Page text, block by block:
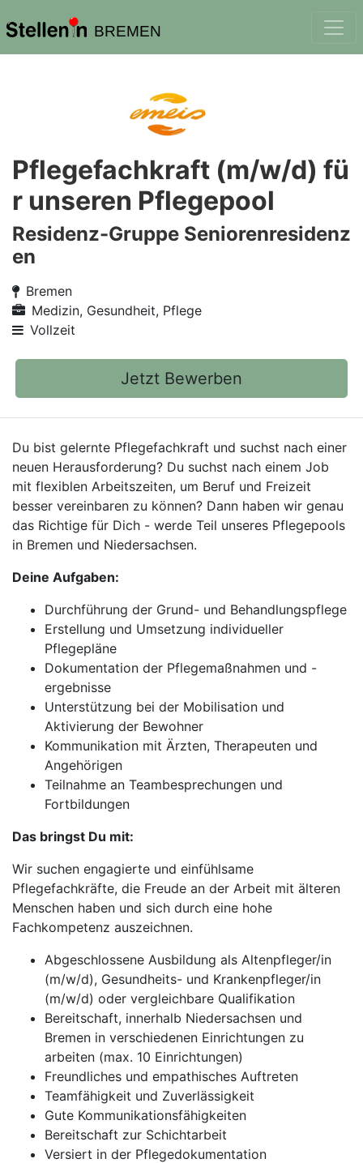
BREMEN
Pflegefachkraft (m/w/d) fü
r unseren Pflegepool
Residenz-Gruppe Seniorenresidenz
en
Bremen
Medizin, Gesundheit, Pflege
Vollzeit
Jetzt Bewerben
Du bist gelernte Pflegefachkraft und suchst nach einer
neuen Herausforderung? Du suchst nach einem Job
mit flexiblen Arbeitszeiten, um Beruf und Freizeit
besser vereinbaren zu können? Dann haben wir genau
das Richtige für Dich - werde Teil unseres Pflegepools
in Bremen und Niedersachsen.
Deine Aufgaben:
Durchführung der Grund- und Behandlungspflege
Erstellung und Umsetzung individueller
Pflegepläne
Dokumentation der Pflegemaßnahmen und -
ergebnisse
Unterstützung bei der Mobilisation und
Aktivierung der Bewohner
Kommunikation mit Ärzten, Therapeuten und
Angehörigen
Teilnahme an Teambesprechungen und
Fortbildungen
Das bringst Du mit:
Wir suchen engagierte und einfühlsame
Pflegefachkräfte, die Freude an der Arbeit mit älteren
Menschen haben und sich durch eine hohe
Fachkompetenz auszeichnen.
Abgeschlossene Ausbildung als Altenpfleger/in
(m/w/d), Gesundheits- und Krankenpfleger/in
(m/w/d) oder vergleichbare Qualifikation
Bereitschaft, innerhalb Niedersachsen und
Bremen in verschiedenen Einrichtungen zu
arbeiten (max. 10 Einrichtungen)
Freundliches und empathisches Auftreten
Teamfähigkeit und Zuverlässigkeit
Gute Kommunikationsfähigkeiten
Bereitschaft zur Schichtarbeit
Versiert in der Pflegedokumentation